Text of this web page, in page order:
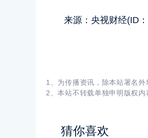
来源：央视财经(ID
1、为传播资讯，除本站署名
2、本站不转载单独申明版权
猜你喜欢